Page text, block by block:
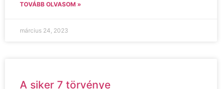
TOVÁBB OLVASOM »
március 24, 2023
A siker 7 törvénye